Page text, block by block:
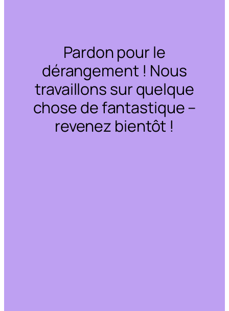
Pardon pour le
dérangement ! Nous
travaillons sur quelque
chose de fantastique –
revenez bientôt !